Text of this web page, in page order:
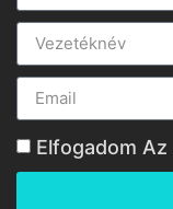
Elfogadom Az